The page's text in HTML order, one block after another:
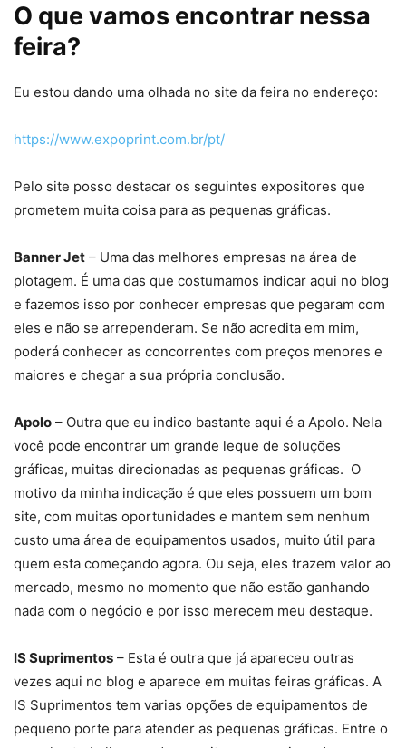
O que vamos encontrar nessa
feira?
Eu estou dando uma olhada no site da feira no endereço:
https://www.expoprint.com.br/pt/
Pelo site posso destacar os seguintes expositores que
prometem muita coisa para as pequenas gráficas.
Banner Jet – Uma das melhores empresas na área de
plotagem. É uma das que costumamos indicar aqui no blog
e fazemos isso por conhecer empresas que pegaram com
eles e não se arrependeram. Se não acredita em mim,
poderá conhecer as concorrentes com preços menores e
maiores e chegar a sua própria conclusão.
Apolo – Outra que eu indico bastante aqui é a Apolo. Nela
você pode encontrar um grande leque de soluções
gráficas, muitas direcionadas as pequenas gráficas. O
motivo da minha indicação é que eles possuem um bom
site, com muitas oportunidades e mantem sem nenhum
custo uma área de equipamentos usados, muito útil para
quem esta começando agora. Ou seja, eles trazem valor ao
mercado, mesmo no momento que não estão ganhando
nada com o negócio e por isso merecem meu destaque.
IS Suprimentos – Esta é outra que já apareceu outras
vezes aqui no blog e aparece em muitas feiras gráficas. A
IS Suprimentos tem varias opções de equipamentos de
pequeno porte para atender as pequenas gráficas. Entre o